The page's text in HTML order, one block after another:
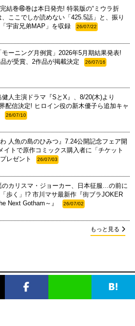
完結巻㊻巻は本日発売! 特装版の“ミウラ折
、ここでしか読めない「425.5話」と、振り
宇宙兄弟MAP」を収録
26/07/22
モーニング月例賞」2026年5月期結果発表!
が受賞、2作品が掲載決定
26/07/16
健人主演ドラマ『SとX』、8/20(木)より
配信決定! ヒロイン役の新木優子ら追加キャ
26/07/10
わ 人魚の島のひみつ』7.24公開記念フェア開
イトで原作コミックス購入者に「チケット
レゼント
26/07/03
のカリスマ・ジョーカー、日本征服…の前に
歩く」!? 市川マサ最新作『街ブラJOKER
Next Gotham～』
26/07/02
もっと見る